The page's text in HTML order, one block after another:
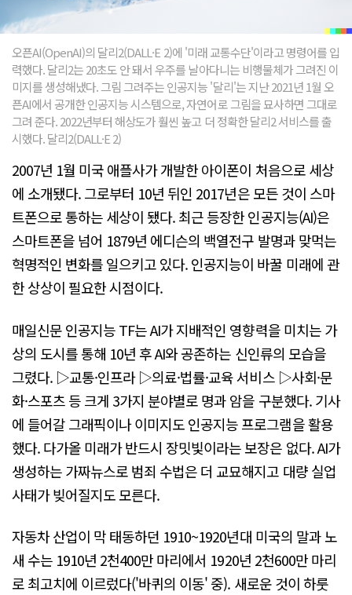
오픈AI(OpenAI)의 달리2(DALL·E 2)에 '미래 교통수단'이라고 명령어를 입
력했다. 달리2는 20초도 안 돼서 우주를 날아다니는 비행물체가 그려진 이
미지를 생성해냈다. 그림 그려주는 인공지능 '달리'는 지난 2021년 1월 오
픈AI에서 공개한 인공지능 시스템으로, 자연어로 그림을 묘사하면 그대로
그려 준다. 2022년부터 해상도가 훨씬 높고 더 정확한 달리2 서비스를 출
시했다. 달리2(DALL·E 2)
2007년 1월 미국 애플사가 개발한 아이폰이 처음으로 세상
에 소개됐다. 그로부터 10년 뒤인 2017년은 모든 것이 스마
트폰으로 통하는 세상이 됐다. 최근 등장한 인공지능(AI)은
스마트폰을 넘어 1879년 에디슨의 백열전구 발명과 맞먹는
혁명적인 변화를 일으키고 있다. 인공지능이 바꿀 미래에 관
한 상상이 필요한 시점이다.
매일신문 인공지능 TF는 AI가 지배적인 영향력을 미치는 가
상의 도시를 통해 10년 후 AI와 공존하는 신인류의 모습을
그렸다. ▷교통·인프라 ▷의료·법률·교육 서비스 ▷사회·문
화·스포츠 등 크게 3가지 분야별로 명과 암을 구분했다. 기사
에 들어갈 그래픽이나 이미지도 인공지능 프로그램을 활용
했다. 다가올 미래가 반드시 장밋빛이라는 보장은 없다. AI가
생성하는 가짜뉴스로 범죄 수법은 더 교묘해지고 대량 실업
사태가 빚어질지도 모른다.
자동차 산업이 막 태동하던 1910~1920년대 미국의 말과 노
새 수는 1910년 2천400만 마리에서 1920년 2천600만 마리
로 최고치에 이르렀다('바퀴의 이동' 중). 새로운 것이 하룻